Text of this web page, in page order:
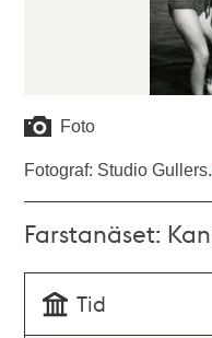
Foto
Fotograf: Studio Gullers.
Farstanäset:
Tid